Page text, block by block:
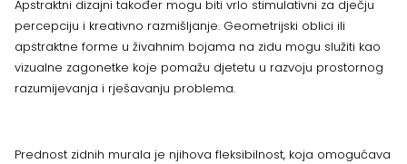
Apstraktni dizajni također mogu biti vrlo stimulativni za dječju
percepciju i kreativno razmišljanje. Geometrijski oblici ili
apstraktne forme u živahnim bojama na zidu mogu služiti kao
vizualne zagonetke koje pomažu djetetu u razvoju prostornog
razumijevanja i rješavanju problema.
Prednost zidnih murala je njihova fleksibilnost, koja omogućava